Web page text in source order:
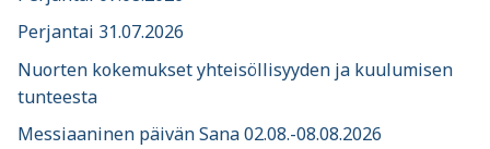
Perjantai 31.07.2026
Nuorten kokemukset yhteisöllisyyden ja kuulumisen
tunteesta
Messiaaninen päivän Sana 02.08.-08.08.2026